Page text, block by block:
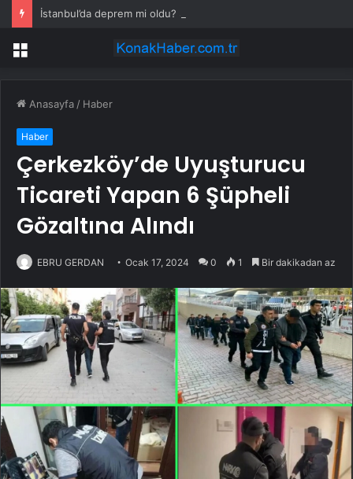
Menü
Anasayfa / Haber
Haber
Çerkezköy’de Uyuşturucu
Ticareti Yapan 6 Şüpheli
Gözaltına Alındı
EBRU GERDAN Ocak 17, 2024 0 1 Bir dakikadan az